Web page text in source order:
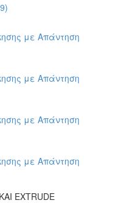
με Απάντηση
με Απάντηση
με Απάντηση
με Απάντηση
EXTRUDE